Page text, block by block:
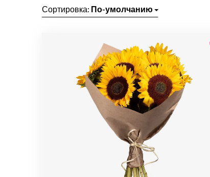
Сортировка: По-умолчанию